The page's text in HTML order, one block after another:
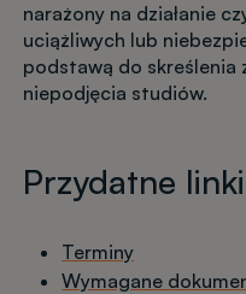
narażony na działanie
uciążliwych lub
podstawą do
niepodjęcia studiów.
Przydatne linki
Terminy
Wymagane